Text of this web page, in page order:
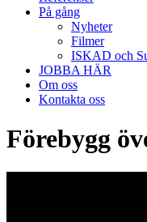
På gång
Nyheter
Filmer
ISKAD och
JOBBA HÄR
Om oss
Kontakta oss
Förebygg